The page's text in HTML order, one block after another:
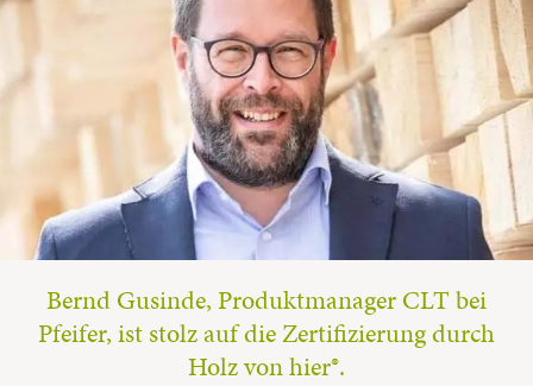
Bernd Gusinde, Produktmanager CLT bei
Pfeifer, ist stolz auf die Zertifizierung durch
Holz von hier®.